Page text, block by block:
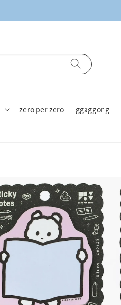
zero per zero ggaggong